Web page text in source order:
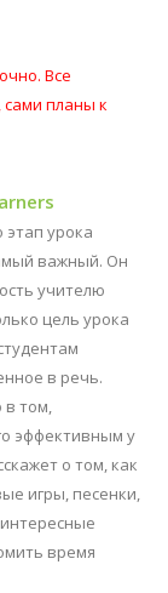
Все
планы к
этап урока
важный. Он
учителю
цель урока
в речь.
в том,
эффективным у
о том, как
игры, песенки,
время